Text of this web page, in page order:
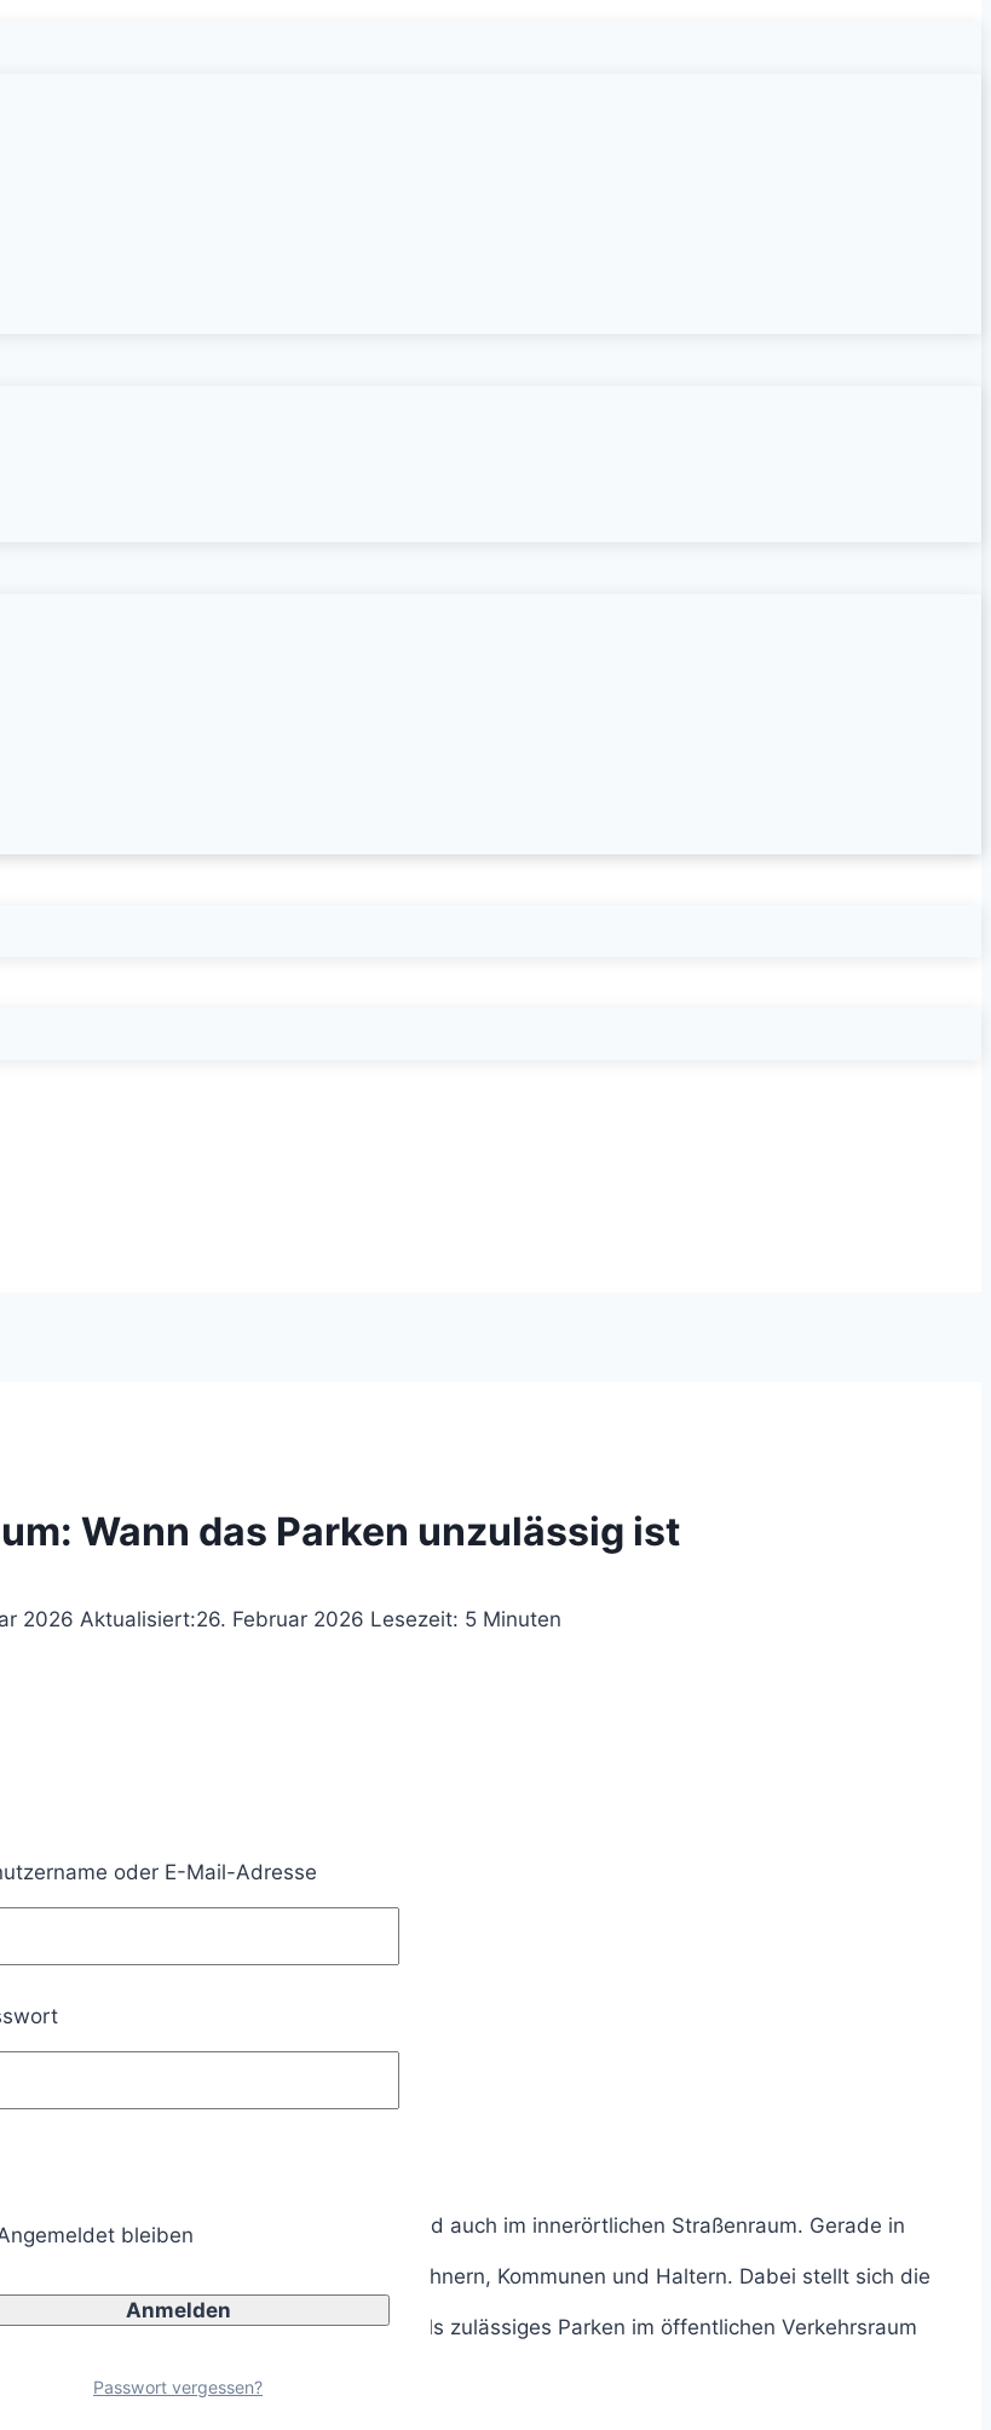
Wann das Parken unzulässig ist
2026 Aktualisiert:26. Februar 2026 Lesezeit: 5 Minuten
sondern stehen zunehmend auch im innerörtlichen Straßenraum. Gerade in
regelmäßig zu Konflikten zwischen Anwohnern, Kommunen und Haltern. Dabei stellt sich die
das Abstellen eines Wohnmobils noch als zulässiges Parken im öffentlichen Verkehrsraum
oder E-Mail-Adresse
bleiben
Passwort vergessen?